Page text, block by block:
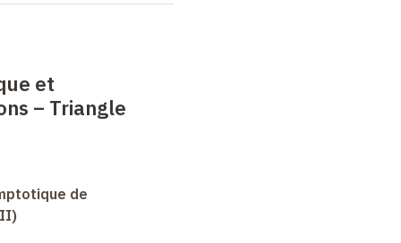
et
– Triangle
de